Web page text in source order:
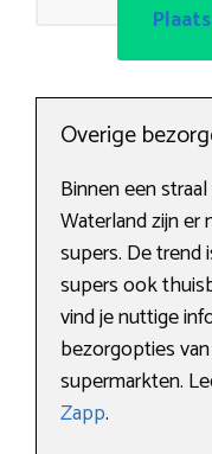
Overige
Binnen een
Waterland zijn er
supers. De trend
supers ook
vind je nuttige
bezorgopties
supermarkten.
Zapp.